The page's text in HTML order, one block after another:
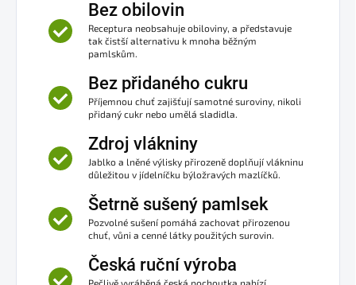
Bez obilovin
Receptura neobsahuje obiloviny, a představuje
tak čistší alternativu k mnoha běžným
pamlskům.
Bez přidaného cukru
Příjemnou chuť zajišťují samotné suroviny, nikoli
přidaný cukr nebo umělá sladidla.
Zdroj vlákniny
Jablko a lněné výlisky přirozeně doplňují vlákninu
důležitou v jídelníčku býložravých mazlíčků.
Šetrně sušený pamlsek
Pozvolné sušení pomáhá zachovat přirozenou
chuť, vůni a cenné látky použitých surovin.
Česká ruční výroba